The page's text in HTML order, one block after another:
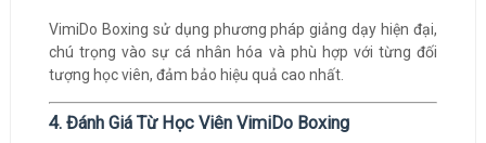
VimiDo Boxing sử dụng phương pháp giảng dạy hiện đại,
chú trọng vào sự cá nhân hóa và phù hợp với từng đối
tượng học viên, đảm bảo hiệu quả cao nhất.
4. Đánh Giá Từ Học Viên VimiDo Boxing